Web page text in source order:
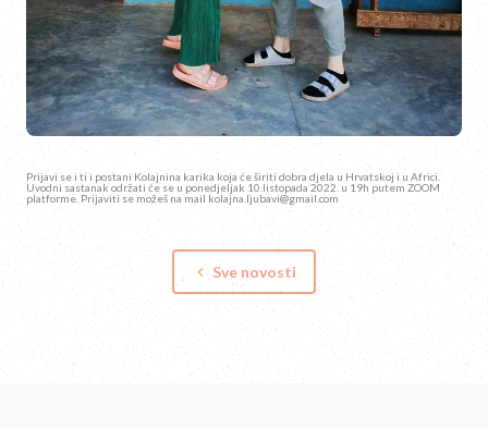
Prijavi se i ti i postani Kolajnina karika koja će širiti dobra djela u Hrvatskoj i u Africi.
Uvodni sastanak održati će se u ponedjeljak 10.listopada 2022. u 19h putem ZOOM
platforme. Prijaviti se možeš na mail kolajna.ljubavi@gmail.com
keyboard_arrow_left Sve novosti